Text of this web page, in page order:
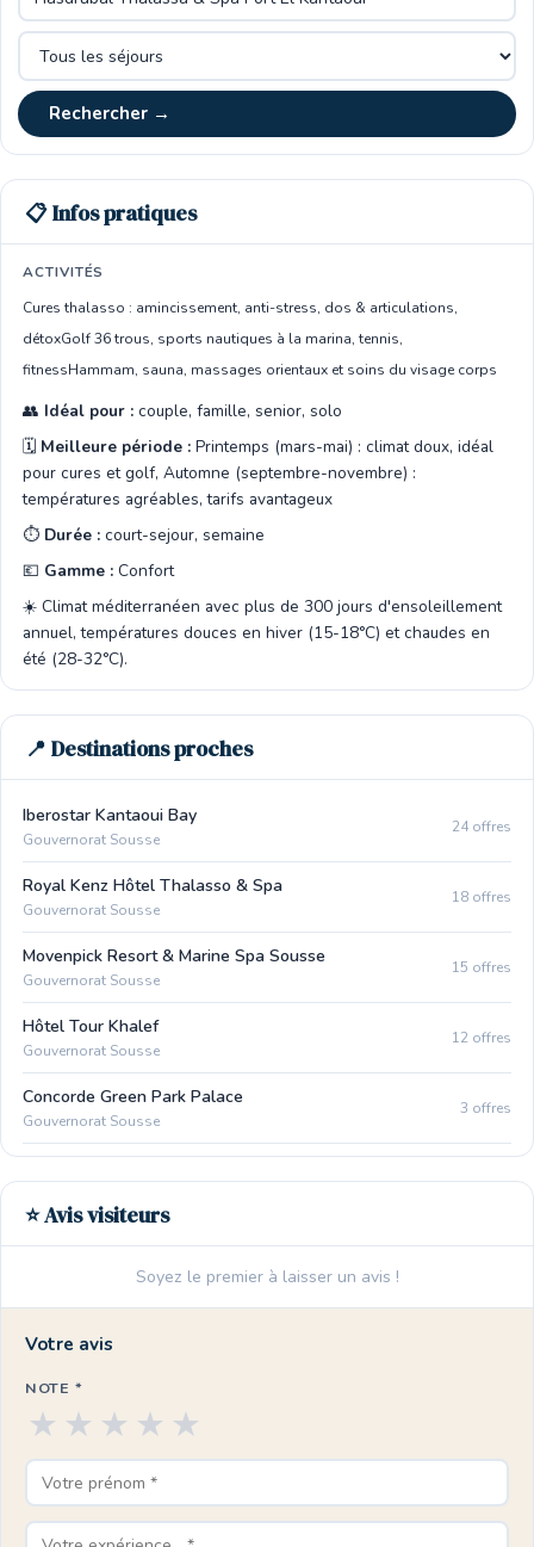
Rechercher →
📋 Infos pratiques
ACTIVITÉS
Cures thalasso : amincissement, anti-stress, dos & articulations,
détoxGolf 36 trous, sports nautiques à la marina, tennis,
fitnessHammam, sauna, massages orientaux et soins du visage corps
👥 Idéal pour : couple, famille, senior, solo
🗓️ Meilleure période : Printemps (mars-mai) : climat doux, idéal
pour cures et golf, Automne (septembre-novembre) :
températures agréables, tarifs avantageux
⏱️ Durée : court-sejour, semaine
💶 Gamme : Confort
☀️ Climat méditerranéen avec plus de 300 jours d'ensoleillement
annuel, températures douces en hiver (15-18°C) et chaudes en
été (28-32°C).
📍 Destinations proches
Iberostar Kantaoui Bay
Gouvernorat Sousse
24 offres
Royal Kenz Hôtel Thalasso & Spa
Gouvernorat Sousse
18 offres
Movenpick Resort & Marine Spa Sousse
Gouvernorat Sousse
15 offres
Hôtel Tour Khalef
Gouvernorat Sousse
12 offres
Concorde Green Park Palace
Gouvernorat Sousse
3 offres
⭐ Avis visiteurs
Soyez le premier à laisser un avis !
Votre avis
NOTE *
★
★
★
★
★